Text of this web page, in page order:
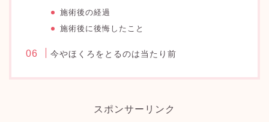
施術後の経過
施術後に後悔したこと
今やほくろをとるのは当たり前
スポンサーリンク